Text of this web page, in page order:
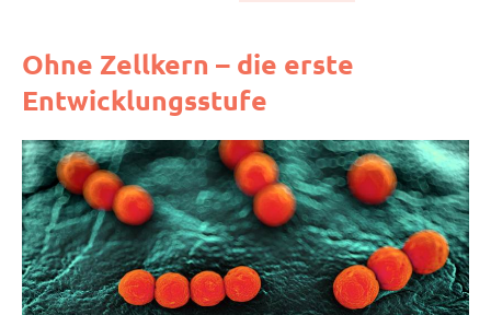
Ohne Zellkern – die erste
Entwicklungsstufe